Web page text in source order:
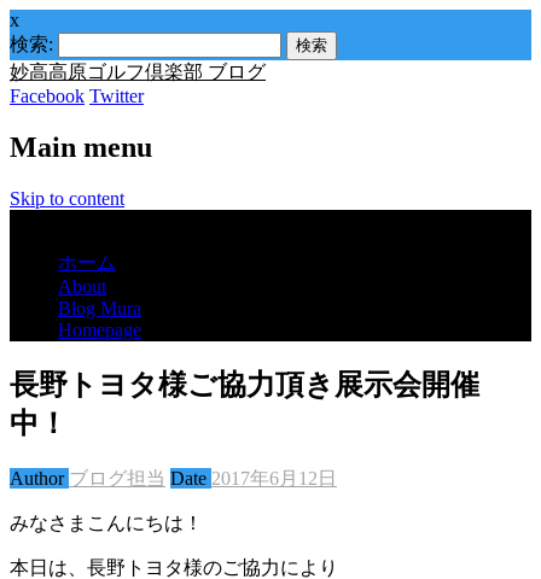
x
検索:
妙高高原ゴルフ倶楽部 ブログ
Facebook Twitter
Main menu
Skip to content
ホーム
About
Blog Mura
Homepage
長野トヨタ様ご協力頂き展示会開催
中！
Author ブログ担当 Date 2017年6月12日
みなさまこんにちは！
本日は、長野トヨタ様のご協力により